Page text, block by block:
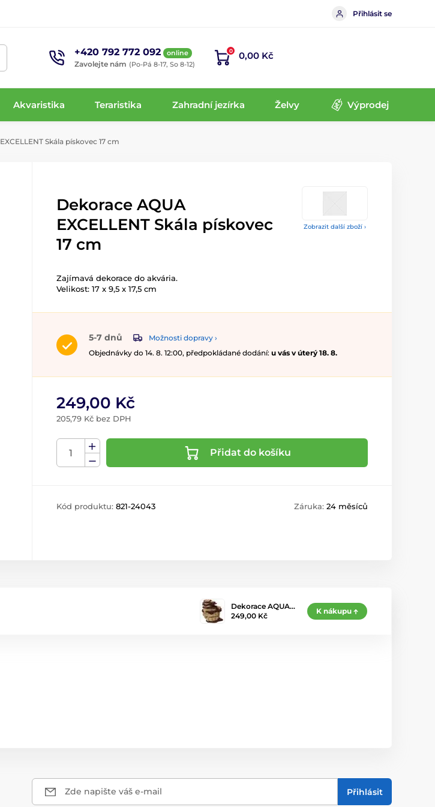
Přihlásit se
+420 792 772 092 online
Zavolejte nám (Po-Pá 8-17, So 8-12)
0 0,00 Kč
Akvaristika Teraristika Zahradní jezírka Želvy Výprodej
Skála pískovec 17 cm
Zobrazit další zboží ›
Dekorace AQUA
EXCELLENT Skála pískovec
17 cm
Zajímavá dekorace do akvária.
Velikost: 17 x 9,5 x 17,5 cm
5-7 dnů
Možnosti dopravy ›
Objednávky do 14. 8. 12:00, předpokládané dodání: u vás v úterý 18. 8.
249,00 Kč
205,79 Kč bez DPH
Přidat do košíku
Kód produktu: 821-24043 Záruka: 24 měsíců
Dekorace AQUA…
249,00 Kč
K nákupu
Zde napište váš e-mail Přihlásit